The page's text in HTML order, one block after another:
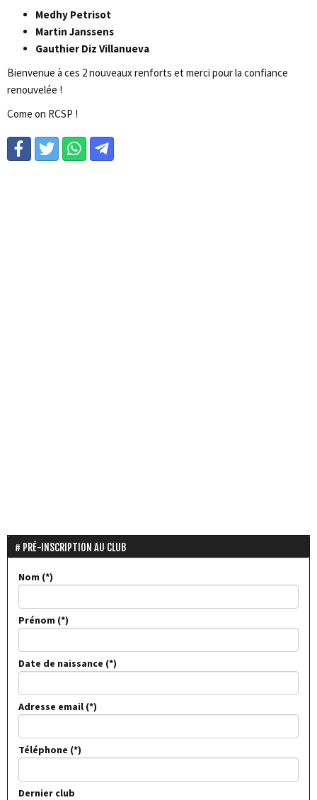
Medhy Petrisot
Martin Janssens
Gauthier Diz Villanueva
Bienvenue à ces 2 nouveaux renforts et merci pour la confiance
renouvelée !
Come on RCSP !
PRÉ-INSCRIPTION AU CLUB
Nom
Prénom
Date de naissance
Adresse email
Téléphone
Dernier club